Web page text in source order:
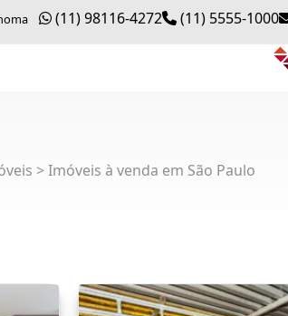
(11) 98116-4272 (11) 5555-1000
> Imóveis à venda em São Paulo